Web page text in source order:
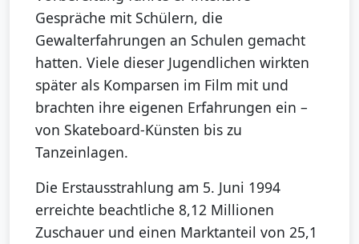
Gespräche mit Schülern, die
Gewalterfahrungen an Schulen gemacht
hatten. Viele dieser Jugendlichen wirkten
später als Komparsen im Film mit und
brachten ihre eigenen Erfahrungen ein –
von Skateboard-Künsten bis zu
Tanzeinlagen.
Die Erstausstrahlung am 5. Juni 1994
erreichte beachtliche 8,12 Millionen
Zuschauer und einen Marktanteil von 25,1